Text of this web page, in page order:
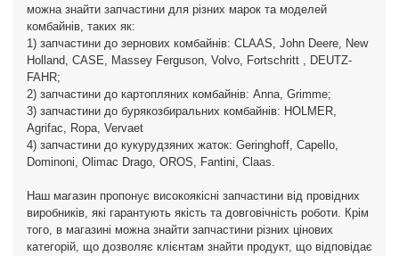
можна знайти запчастини для різних марок та моделей
комбайнів, таких як:
1) запчастини до зернових комбайнів: CLAAS, John Deere, New
Holland, CASE, Massey Ferguson, Volvo, Fortschritt , DEUTZ-
FAHR;
2) запчастини до картопляних комбайнів: Anna, Grimme;
3) запчастини до бурякозбиральних комбайнів: HOLMER,
Agrifac, Ropa, Vervaet
4) запчастини до кукурудзяних жаток: Geringhoff, Capello,
Dominoni, Olimac Drago, OROS, Fantini, Claas.
Наш магазин пропонує високоякісні запчастини від провідних
виробників, які гарантують якість та довговічність роботи. Крім
того, в магазині можна знайти запчастини різних цінових
категорій, що дозволяє клієнтам знайти продукт, що відповідає